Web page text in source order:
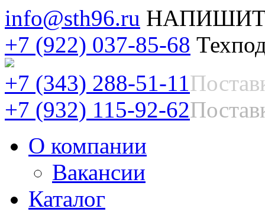
info@sth96.ru
+7 (922) 037-85-68
+7 (343) 288-51-11
+7 (932) 115-92-62
О компании
Вакансии
Каталог